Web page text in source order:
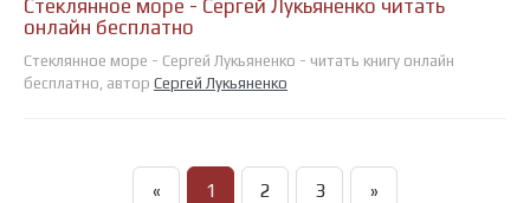
Стеклянное море - Сергей Лукьяненко читать
онлайн бесплатно
Стеклянное море - Сергей Лукьяненко - читать книгу онлайн
бесплатно, автор Сергей Лукьяненко
« 1 2 3 »